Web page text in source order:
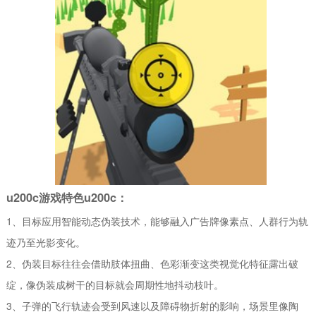
u200c游戏特色u200c：
1、目标应用智能动态伪装技术，能够融入广告牌像素点、人群行为轨
迹乃至光影变化。
2、伪装目标往往会借助肢体扭曲、色彩渐变这类视觉化特征露出破
绽，像伪装成树干的目标就会周期性地抖动枝叶。
3、子弹的飞行轨迹会受到风速以及障碍物折射的影响，场景里像陶